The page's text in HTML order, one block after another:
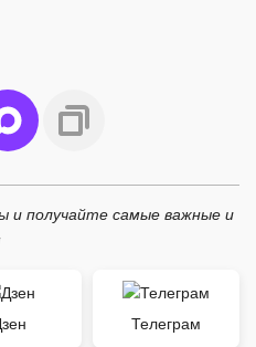
и получайте самые важные и
Телеграм